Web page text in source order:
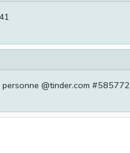
@tinder.com #585772